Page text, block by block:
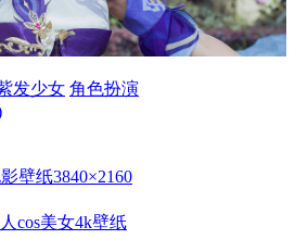
发少女 角色扮演
壁纸3840×2160
cos美女4k壁纸